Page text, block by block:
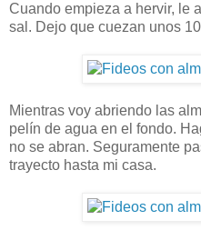
Cuando empieza a hervir, le
sal. Dejo que cuezan unos
Mientras voy abriendo las
pelín de agua en el fondo.
no se abran. Seguramente
trayecto hasta mi casa.